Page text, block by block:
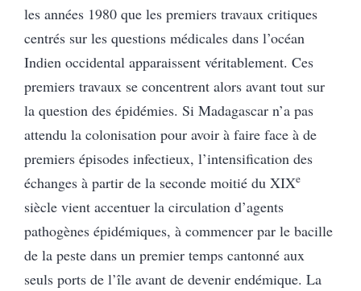
les années 1980 que les premiers travaux critiques
centrés sur les questions médicales dans l’océan
Indien occidental apparaissent véritablement. Ces
premiers travaux se concentrent alors avant tout sur
la question des épidémies. Si Madagascar n’a pas
attendu la colonisation pour avoir à faire face à de
premiers épisodes infectieux, l’intensification des
échanges à partir de la seconde moitié du XIXe
siècle vient accentuer la circulation d’agents
pathogènes épidémiques, à commencer par le bacille
de la peste dans un premier temps cantonné aux
seuls ports de l’île avant de devenir endémique. La